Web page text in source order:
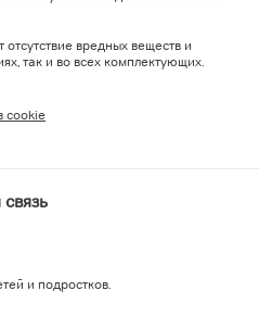
и подростков.
вредных веществ и
так и во всех комплектующих.
cookie